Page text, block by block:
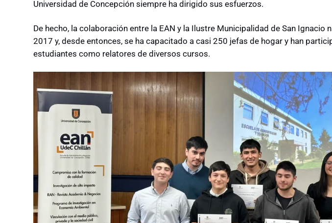
Universidad de Concepción siempre ha dirigido sus esfuerzos.
De hecho, la colaboración entre la EAN y la Ilustre Municipalidad de San Ignacio
2017 y, desde entonces, se ha capacitado a casi 250 jefas de hogar y han
estudiantes como relatores de diversos cursos.